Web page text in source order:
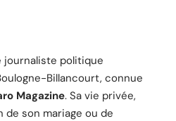
journaliste politique
Billancourt, connue
Magazine. Sa vie privée,
son mariage ou de